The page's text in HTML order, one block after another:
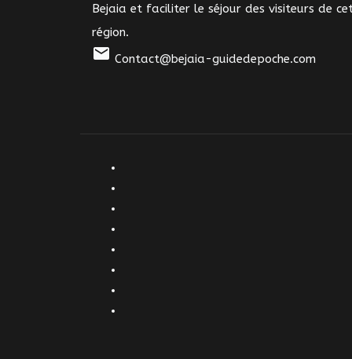
Bejaia et faciliter le séjour des visiteurs de
région.
mail Contact@bejaia-guidedepoche.com